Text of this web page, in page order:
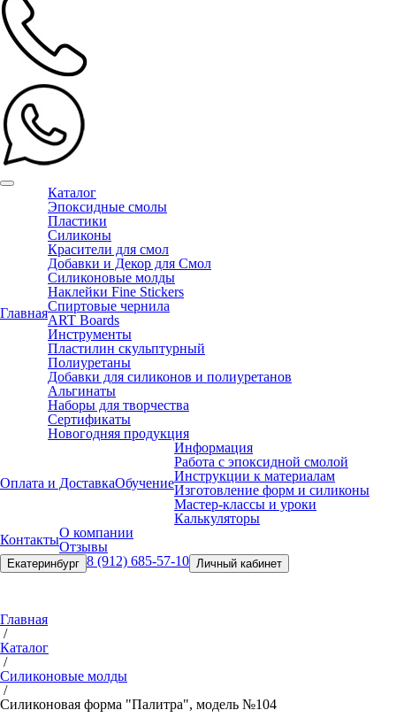
Главная
Каталог
Эпоксидные смолы
Пластики
Силиконы
Красители для смол
Добавки и Декор для Смол
Силиконовые молды
Наклейки Fine Stickers
Спиртовые чернила
ART Boards
Инструменты
Пластилин скульптурный
Полиуретаны
Добавки для силиконов и полиуретанов
Альгинаты
Наборы для творчества
Сертификаты
Новогодняя продукция
Оплата и ДоставкаОбучение
Информация
Работа с эпоксидной смолой
Инструкции к материалам
Изготовление форм и силиконы
Мастер-классы и уроки
Калькуляторы
КонтактыО компании
Отзывы
Екатеринбург 8 (912) 685-57-10 Личный кабинет
Главная
/
Каталог
/
Силиконовые молды
/
Силиконовая форма "Палитра", модель №104